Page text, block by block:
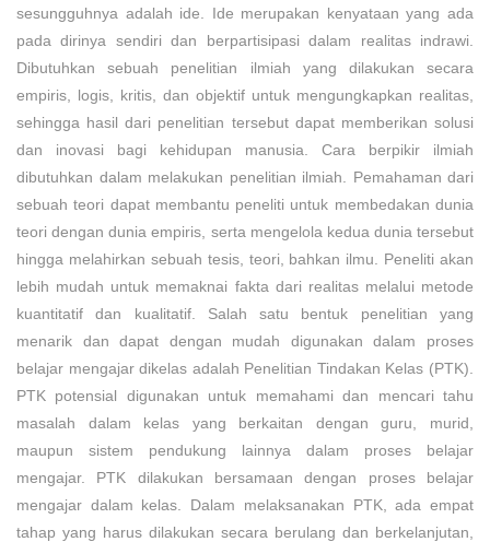
sesungguhnya adalah ide. Ide merupakan kenyataan yang ada
pada dirinya sendiri dan berpartisipasi dalam realitas indrawi.
Dibutuhkan sebuah penelitian ilmiah yang dilakukan secara
empiris, logis, kritis, dan objektif untuk mengungkapkan realitas,
sehingga hasil dari penelitian tersebut dapat memberikan solusi
dan inovasi bagi kehidupan manusia. Cara berpikir ilmiah
dibutuhkan dalam melakukan penelitian ilmiah. Pemahaman dari
sebuah teori dapat membantu peneliti untuk membedakan dunia
teori dengan dunia empiris, serta mengelola kedua dunia tersebut
hingga melahirkan sebuah tesis, teori, bahkan ilmu. Peneliti akan
lebih mudah untuk memaknai fakta dari realitas melalui metode
kuantitatif dan kualitatif. Salah satu bentuk penelitian yang
menarik dan dapat dengan mudah digunakan dalam proses
belajar mengajar dikelas adalah Penelitian Tindakan Kelas (PTK).
PTK potensial digunakan untuk memahami dan mencari tahu
masalah dalam kelas yang berkaitan dengan guru, murid,
maupun sistem pendukung lainnya dalam proses belajar
mengajar. PTK dilakukan bersamaan dengan proses belajar
mengajar dalam kelas. Dalam melaksanakan PTK, ada empat
tahap yang harus dilakukan secara berulang dan berkelanjutan,